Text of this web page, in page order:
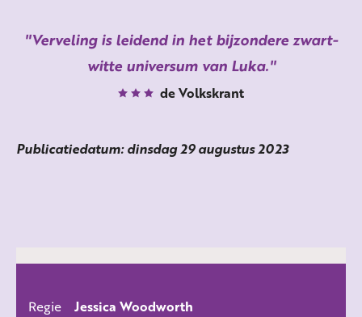
Verveling is leidend in het bijzondere zwart-
witte universum van Luka.
de Volkskrant
Publicatiedatum: dinsdag 29 augustus 2023
Regie
Jessica Woodworth